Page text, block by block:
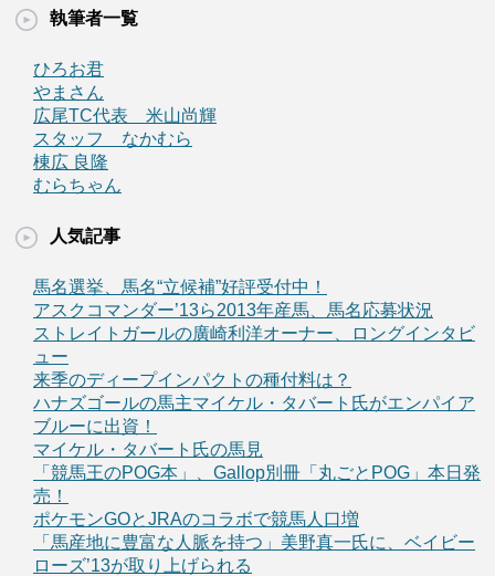
執筆者一覧
ひろお君
やまさん
広尾TC代表 米山尚輝
スタッフ なかむら
棟広 良隆
むらちゃん
人気記事
馬名選挙、馬名“立候補”好評受付中！
アスクコマンダー’13ら2013年産馬、馬名応募状況
ストレイトガールの廣崎利洋オーナー、ロングインタビ
ュー
来季のディープインパクトの種付料は？
ハナズゴールの馬主マイケル・タバート氏がエンパイア
ブルーに出資！
マイケル・タバート氏の馬見
「競馬王のPOG本」、Gallop別冊「丸ごとPOG」本日発
売！
ポケモンGOとJRAのコラボで競馬人口増
「馬産地に豊富な人脈を持つ」美野真一氏に、ベイビー
ローズ’13が取り上げられる